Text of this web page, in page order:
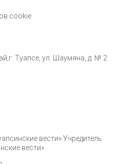
cookie
Туапсе, ул. Шаумяна, д. № 2
вести» Учредитель:
вести»